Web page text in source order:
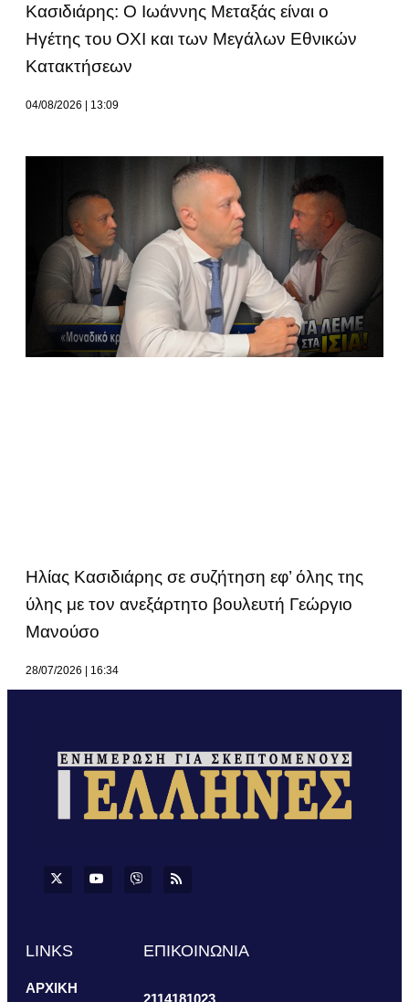
Κασιδιάρης: Ο Ιωάννης Μεταξάς είναι ο
Ηγέτης του ΟΧΙ και των Μεγάλων Εθνικών
Κατακτήσεων
04/08/2026 13:09
Ηλίας Κασιδιάρης σε συζήτηση εφ’ όλης της
ύλης με τον ανεξάρτητο βουλευτή Γεώργιο
Μανούσο
28/07/2026 16:34
LINKS
ΑΡΧΙΚΗ
ΕΠΙΚΟΙΝΩΝΙΑ